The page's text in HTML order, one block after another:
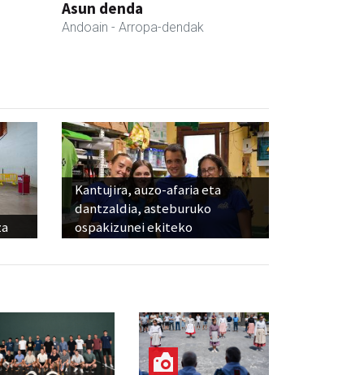
Asun denda
Andoain - Arropa-dendak
Kantujira, auzo-afaria eta
dantzaldia, asteburuko
ospakizunei ekiteko